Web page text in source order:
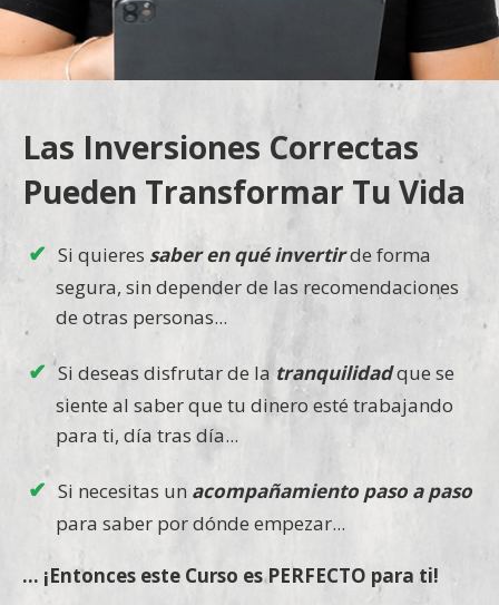
Las Inversiones Correctas
Pueden Transformar Tu Vida
Si quieres saber en qué invertirde forma
segura, sin depender de las recomendaciones
de otras personas...
Si deseas disfrutar de latranquilidadque se
siente al saber que tu dinero esté trabajando
para ti, día tras día...
Si necesitas un acompañamiento paso a paso
para saber por dónde empezar...
... ¡Entonces este Curso es PERFECTO para ti!